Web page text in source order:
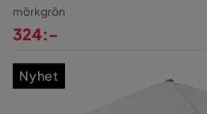
mörkgrön
324:-
Nyhet